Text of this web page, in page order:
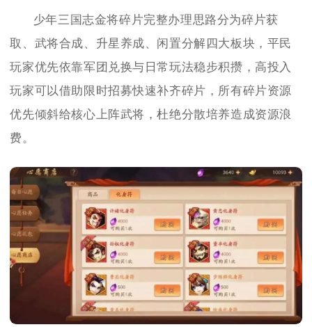
少年三国志金将碎片完整办理思路分为碎片获
取、武将合成、升星养成、闲置分解四大板块，平民
玩家优先依靠军团兑换与日常玩法稳步积攒，高投入
玩家可以借助限时招募快速补齐碎片，所有碎片资源
优先倾斜给核心上阵武将，杜绝分散培养造成资源浪
费。